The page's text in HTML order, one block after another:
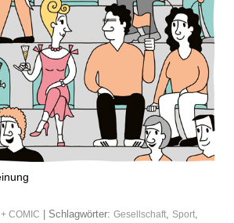
COMIC | Schlagwörter: Gesellschaft, Sport,